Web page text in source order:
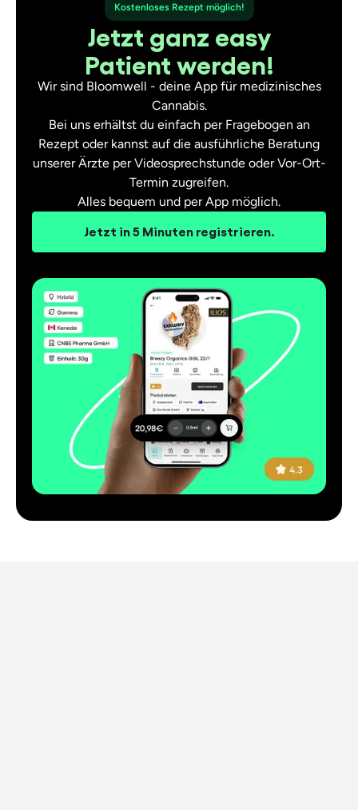
Kostenloses Rezept möglich!
Jetzt ganz easy
Patient werden!
Wir sind Bloomwell - deine App für medizinisches
Cannabis.
Bei uns erhältst du einfach per Fragebogen an
Rezept oder kannst auf die ausführliche Beratung
unserer Ärzte per Videosprechstunde oder Vor-Ort-
Termin zugreifen.
Alles bequem und per App möglich.
Jetzt in 5 Minuten registrieren.